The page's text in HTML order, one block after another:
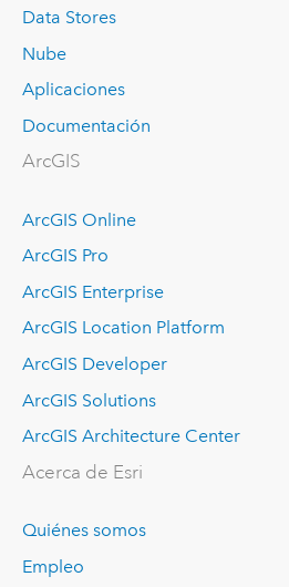
Data Stores
Nube
Aplicaciones
Documentación
ArcGIS
ArcGIS Online
ArcGIS Pro
ArcGIS Enterprise
ArcGIS Location Platform
ArcGIS Developer
ArcGIS Solutions
ArcGIS Architecture Center
Acerca de Esri
Quiénes somos
Empleo